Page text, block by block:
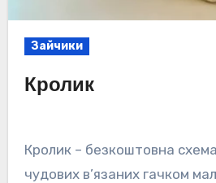
Зайчики
Кролик
Кролик – безкоштовна схема амігурумі на
чудових в’язаних гачком